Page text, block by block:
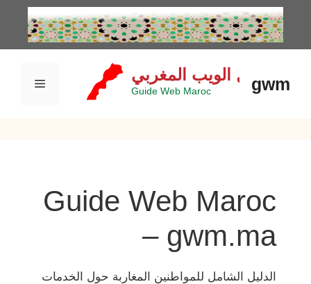
المحتوى
gwm القائمة
Guide Web Maroc
– gwm.ma
الدليل الشامل للمواطنين المغاربة حول الخدمات